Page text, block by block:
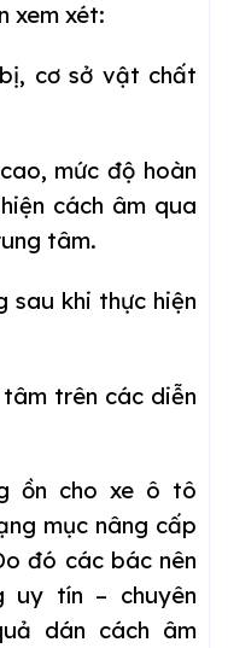
xem xét:
cơ sở vật chất
mức độ hoàn
cách âm qua
tâm.
sau khi thực hiện
trên các diễn
ồn cho xe ô tô
mục nâng cấp
đó các bác nên
uy tín – chuyên
dán cách âm